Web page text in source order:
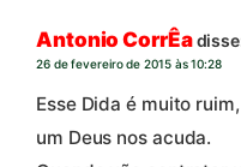
Antonio CorrÊa
26 de fevereiro de 2015 às 10:28
Esse Dida é muito
um Deus nos acuda.